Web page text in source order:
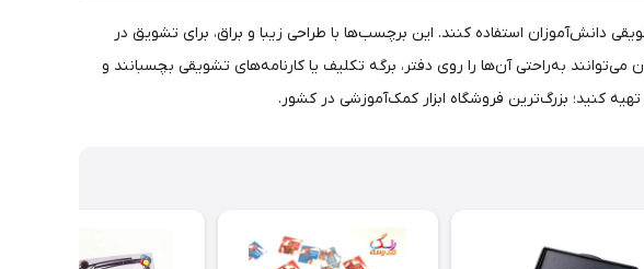
تشویقی دانش‌آموزان استفاده کنند. این برچسب‌ها با طراحی زیبا و براق، برای تشویق در
به‌راحتی آن‌ها را روی دفتر، برگه تکلیف یا کارنامه‌های تشویقی بچسبانند و
کنید؛ بزرگ‌ترین فروشگاه ابزار کمک‌آموزشی در کشور.